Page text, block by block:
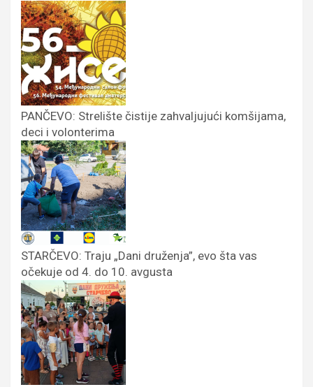
PANČEVO: Strelište čistije zahvaljujući komšijama,
deci i volonterima
STARČEVO: Traju „Dani druženja”, evo šta vas
očekuje od 4. do 10. avgusta